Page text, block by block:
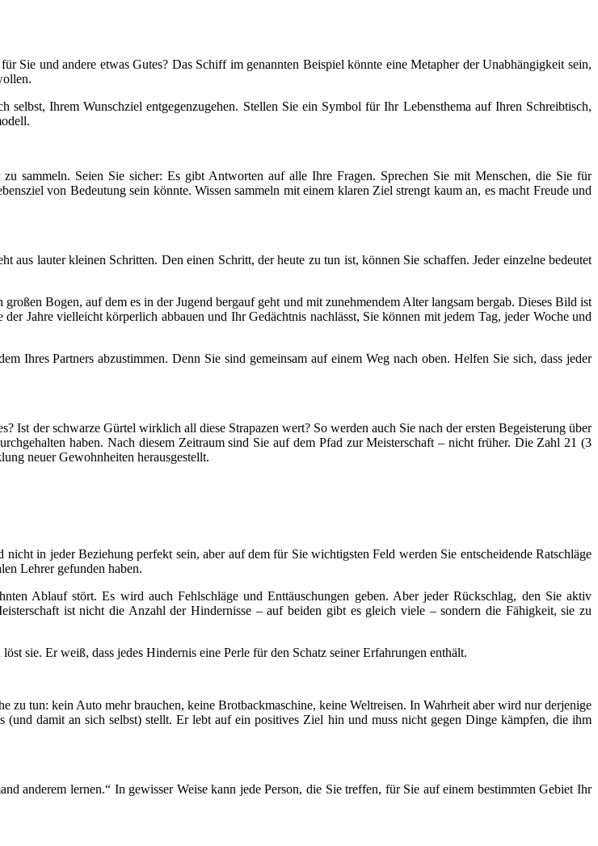
Sie und andere etwas Gutes? Das Schiff im genannten Beispiel könnte eine Metapher der Unabhängigkeit sein,
Ihrem Wunschziel entgegenzugehen. Stellen Sie ein Symbol für Ihr Lebensthema auf Ihren Schreibtisch,
sammeln. Seien Sie sicher: Es gibt Antworten auf alle Ihre Fragen. Sprechen Sie mit Menschen, die Sie für
von Bedeutung sein könnte. Wissen sammeln mit einem klaren Ziel strengt kaum an, es macht Freude und
lauter kleinen Schritten. Den einen Schritt, der heute zu tun ist, können Sie schaffen. Jeder einzelne bedeutet
Bogen, auf dem es in der Jugend bergauf geht und mit zunehmendem Alter langsam bergab. Dieses Bild ist
Jahre vielleicht körperlich abbauen und Ihr Gedächtnis nachlässt, Sie können mit jedem Tag, jeder Woche und
Ihres Partners abzustimmen. Denn Sie sind gemeinsam auf einem Weg nach oben. Helfen Sie sich, dass jeder
Ist der schwarze Gürtel wirklich all diese Strapazen wert? So werden auch Sie nach der ersten Begeisterung über
haben. Nach diesem Zeitraum sind Sie auf dem Pfad zur Meisterschaft – nicht früher. Die Zahl 21 (3
neuer Gewohnheiten herausgestellt.
in jeder Beziehung perfekt sein, aber auf dem für Sie wichtigsten Feld werden Sie entscheidende Ratschläge
Lehrer gefunden haben.
Ablauf stört. Es wird auch Fehlschläge und Enttäuschungen geben. Aber jeder Rückschlag, den Sie aktiv
ist nicht die Anzahl der Hindernisse – auf beiden gibt es gleich viele – sondern die Fähigkeit, sie zu
sie. Er weiß, dass jedes Hindernis eine Perle für den Schatz seiner Erfahrungen enthält.
zu tun: kein Auto mehr brauchen, keine Brotbackmaschine, keine Weltreisen. In Wahrheit aber wird nur derjenige
damit an sich selbst) stellt. Er lebt auf ein positives Ziel hin und muss nicht gegen Dinge kämpfen, die ihm
anderem lernen.“ In gewisser Weise kann jede Person, die Sie treffen, für Sie auf einem bestimmten Gebiet Ihr